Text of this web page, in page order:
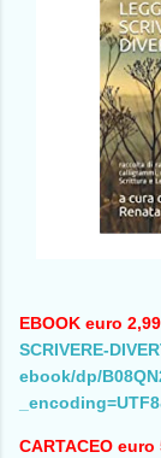
EBOOK euro 2,99
SCRIVERE-
ebook/dp/
CARTACEO euro